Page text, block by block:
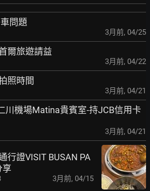
問題
3月前, 04/25
爾旅遊請益
3月前, 04/22
照時間
3月前, 04/21
川機場Matina貴賓室-持JCB信用卡
3月前, 04/21
行證VISIT BUSAN PA
享
3月前, 04/15